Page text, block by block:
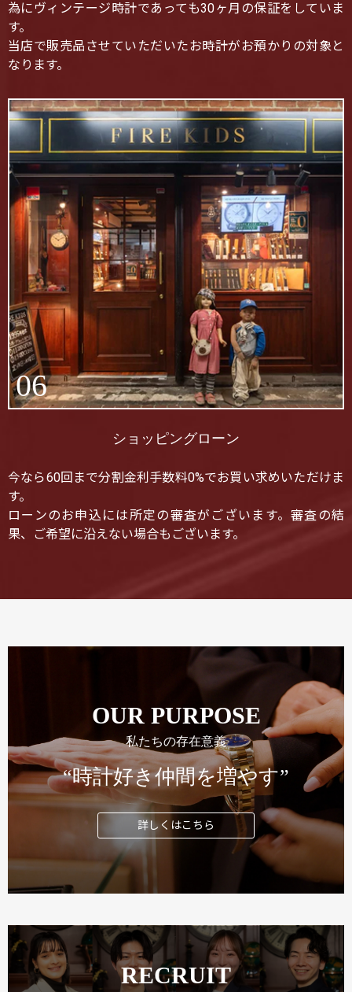
為にヴィンテージ時計であっても30ヶ月の保証をしていま
す。
当店で販売品させていただいたお時計がお預かりの対象と
なります。
06
ショッピングローン
今なら60回まで分割金利手数料0%でお買い求めいただけま
す。
ローンのお申込には所定の審査がございます。審査の結
果、ご希望に沿えない場合もございます。
OUR PURPOSE
私たちの存在意義
“時計好き仲間を増やす”
詳しくはこちら
RECRUIT